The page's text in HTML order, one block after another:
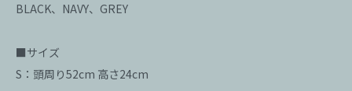
BLACK、NAVY、GREY
■サイズ
S：頭周り52cm 高さ24cm